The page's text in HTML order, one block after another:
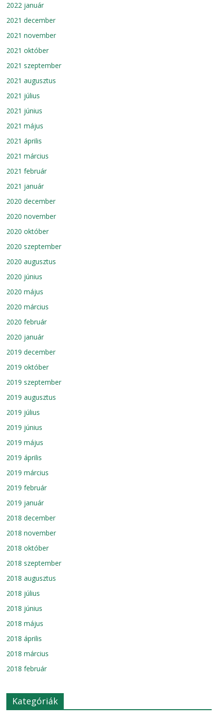
2022 január
2021 december
2021 november
2021 október
2021 szeptember
2021 augusztus
2021 július
2021 június
2021 május
2021 április
2021 március
2021 február
2021 január
2020 december
2020 november
2020 október
2020 szeptember
2020 augusztus
2020 június
2020 május
2020 március
2020 február
2020 január
2019 december
2019 október
2019 szeptember
2019 augusztus
2019 július
2019 június
2019 május
2019 április
2019 március
2019 február
2019 január
2018 december
2018 november
2018 október
2018 szeptember
2018 augusztus
2018 július
2018 június
2018 május
2018 április
2018 március
2018 február
Kategóriák